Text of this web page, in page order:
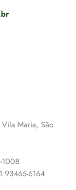
Maria, São
1008
93465-6164